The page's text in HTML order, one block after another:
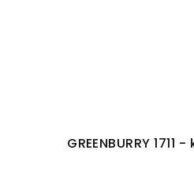
GREENBURRY